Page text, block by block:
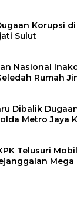
Korupsi di
Sulut
Nasional
Rumah
Dibalik
Metro Jaya
Telusuri
Mega